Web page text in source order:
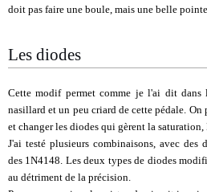
doit pas faire une boule, mais une belle
Les diodes
Cette modif permet comme je l'ai dit
nasillard et un peu criard de cette pédale.
et changer les diodes qui gèrent la saturation,
J'ai testé plusieurs combinaisons, avec des
des 1N4148. Les deux types de diodes
au détriment de la précision.